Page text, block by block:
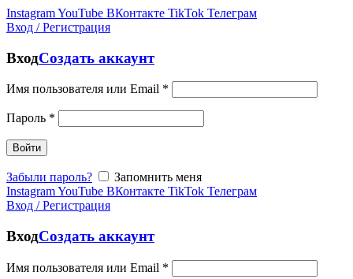
InstagramYouTube ВКонтакте TikTok Телеграм
Вход / Регистрация
ВходСоздать аккаунт
Имя пользователя или Email *
Пароль *
Войти
Забыли пароль?
Запомнить меня
InstagramYouTube ВКонтакте TikTok Телеграм
Вход / Регистрация
ВходСоздать аккаунт
Имя пользователя или Email *